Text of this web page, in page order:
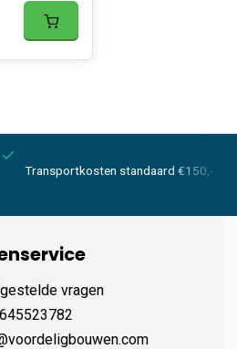
Transportkosten standaard €150,-
vragen